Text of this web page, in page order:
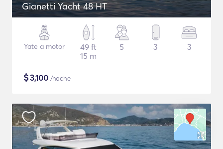
Gianetti Yacht 48 HT
Yate a motor
49 ft
15 m
5 3 3
$3,100 /noche